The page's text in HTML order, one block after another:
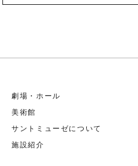
劇場・ホール
美術館
サントミューゼについて
施設紹介